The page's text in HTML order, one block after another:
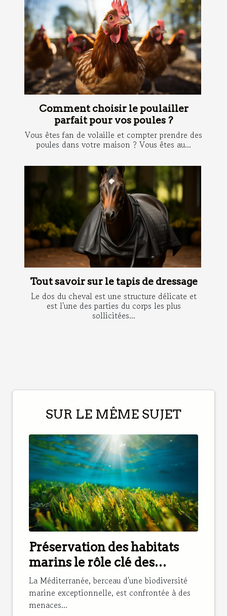
Comment choisir le poulailler
parfait pour vos poules ?
Vous êtes fan de volaille et compter prendre des
poules dans votre maison ? Vous êtes au...
Tout savoir sur le tapis de dressage
Le dos du cheval est une structure délicate et
est l'une des parties du corps les plus
sollicitées...
SUR LE MÊME SUJET
Préservation des habitats
marins le rôle clé des
herbiers de posidonie pour
les espèces
méditerranéennes
La Méditerranée, berceau d'une biodiversité
marine exceptionnelle, est confrontée à des
menaces...